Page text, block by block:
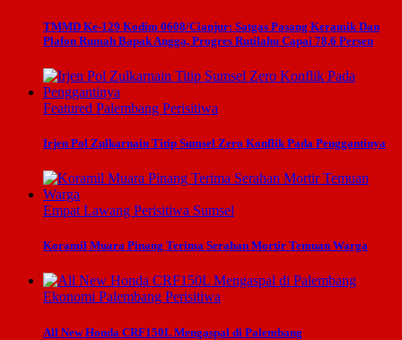
TMMD Ke-129 Kodim 0608/Cianjur: Satgas Pasang Keramik Dan
Plafon Rumah Bapak Angga, Progres Rutilahu Capai 78,6 Persen
Featured Palembang Perisitiwa
Irjen Pol Zulkarnain Titip Sumsel Zero Konflik Pada Penggantinya
Empat Lawang Perisitiwa Sumsel
Koramil Muara Pinang Terima Serahan Mortir Temuan Warga
Ekonomi Palembang Perisitiwa
All New Honda CRF150L Mengaspal di Palembang